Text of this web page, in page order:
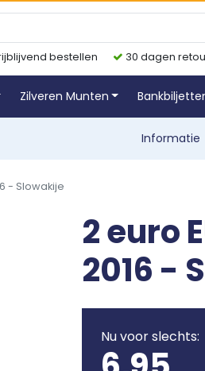
bestellen 30 dagen
Zilveren Munten
Informatie
- Slowakije
2 euro
2016 -
Nu voor slechts: